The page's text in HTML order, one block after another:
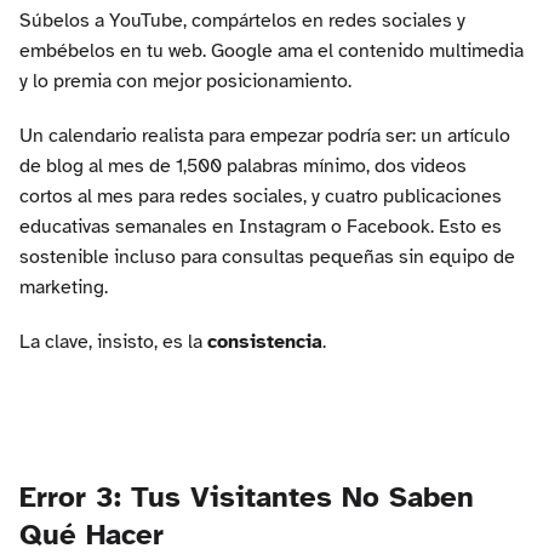
Súbelos a YouTube, compártelos en redes sociales y
embébelos en tu web. Google ama el contenido multimedia
y lo premia con mejor posicionamiento.
Un calendario realista para empezar podría ser: un artículo
de blog al mes de 1,500 palabras mínimo, dos videos
cortos al mes para redes sociales, y cuatro publicaciones
educativas semanales en Instagram o Facebook. Esto es
sostenible incluso para consultas pequeñas sin equipo de
marketing.
La clave, insisto, es la consistencia.
Error 3: Tus Visitantes No Saben
Qué Hacer